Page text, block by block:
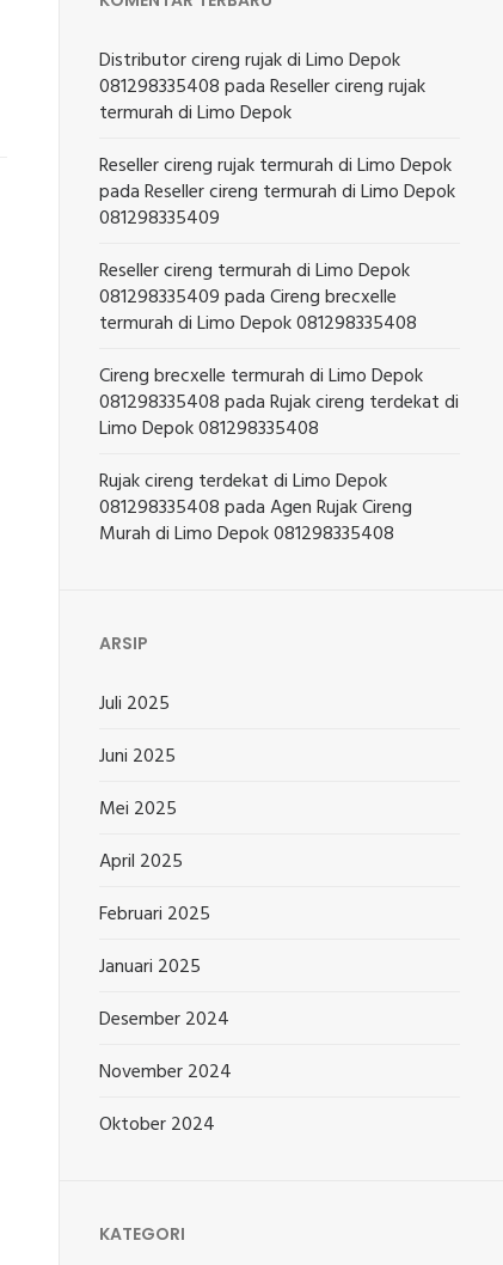
Distributor cireng rujak di Limo Depok
081298335408padaReseller cireng rujak
termurah di Limo Depok
Reseller cireng rujak termurah di Limo Depok
padaReseller cireng termurah di Limo Depok
081298335409
Reseller cireng termurah di Limo Depok
081298335409padaCireng brecxelle
termurah di Limo Depok 081298335408
Cireng brecxelle termurah di Limo Depok
081298335408padaRujak cireng terdekat di
Limo Depok 081298335408
Rujak cireng terdekat di Limo Depok
081298335408padaAgen Rujak Cireng
Murah di Limo Depok 081298335408
ARSIP
Juli 2025
Juni 2025
Mei 2025
April 2025
Februari 2025
Januari 2025
Desember 2024
November 2024
Oktober 2024
KATEGORI